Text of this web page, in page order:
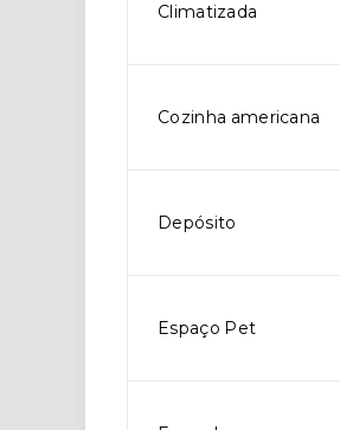
Climatizada
Cozinha americana
Depósito
Espaço Pet